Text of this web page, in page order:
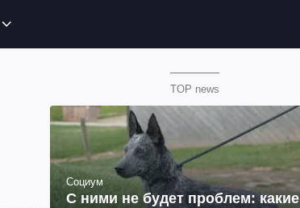
TOP news
Социум
С ними не будет проблем: какие